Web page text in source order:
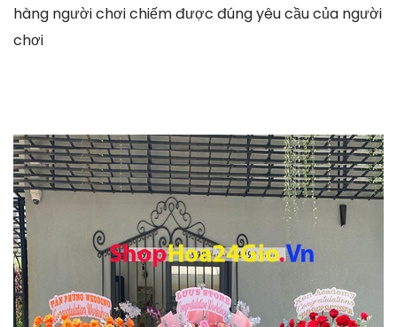
hàng người chơi chiếm được đúng yêu cầu của người
chơi